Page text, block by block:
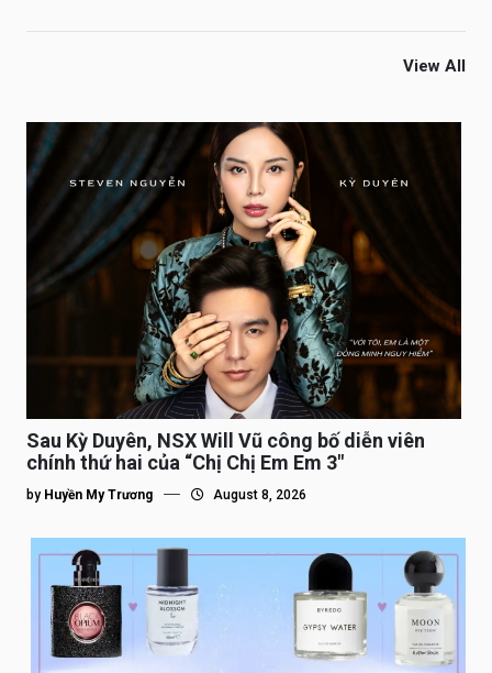
View All
Sau Kỳ Duyên, NSX Will Vũ công bố diễn viên
chính thứ hai của “Chị Chị Em Em 3″
by Huyền My Trương August 8, 2026